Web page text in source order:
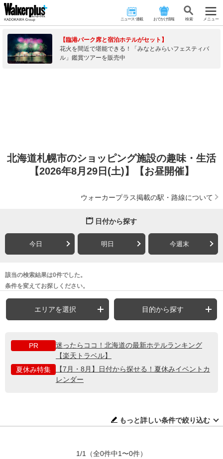
ニュース･連載 おでかけ情報 検 索 メニュー
【臨港パーク席と宿泊ホテルがセット】
花火を間近で堪能できる！「みなとみらいフェスティバ
ル」鑑賞ツアーを販売中
北海道札幌市のショッピング施設の趣味・生活
【2026年8月29日(土)】【お昼開催】
ウォーカープラス掲載の駅・路線について
日付から探す
今日 明日 今週末
該当の検索結果は0件でした。
条件を変えてお探しください。
エリアを選択 目的から探す
PR
迷ったらココ！北海道の最新ホテルランキング
【楽天トラベル】
夏休み特集
【7月・8月】日付から探せる！夏休みイベントカ
レンダー
もっと詳しい条件で絞り込む
1/1 （全0件中1〜0件）